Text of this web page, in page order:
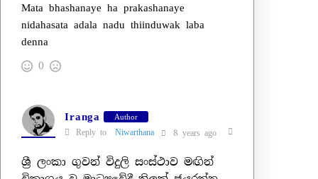
Mata bhashanaye ha prakashanaye
nidahasata adala nadu thiinduwak laba
denna
0
Iranga Author
Reply toNiwarthana 8 years ago
ශ්‍රී ලංකා ගුවන් විදුලි සංස්ථාව මඟින්